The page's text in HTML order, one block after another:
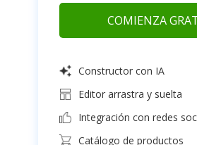
COMIENZA
Constructor con IA
Editor arrastra y suelta
Integración con redes
Catálogo de productos